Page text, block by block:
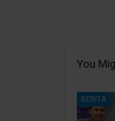
You
BERITA